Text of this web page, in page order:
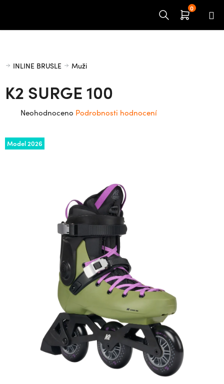
DomůINLINE BRUSLE Muži
K2 SURGE 100
Průměrné
produktu
je
Neohodnoceno Podrobnosti hodnocení
Model 2026